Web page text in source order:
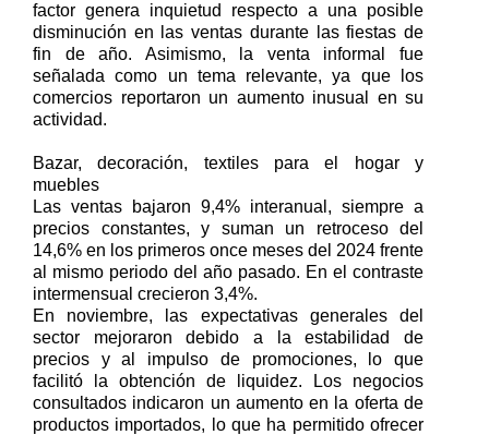
factor genera inquietud respecto a una posible
disminución en las ventas durante las fiestas de
fin de año. Asimismo, la venta informal fue
señalada como un tema relevante, ya que los
comercios reportaron un aumento inusual en su
actividad.
Bazar, decoración, textiles para el hogar y
muebles
Las ventas bajaron 9,4% interanual, siempre a
precios constantes, y suman un retroceso del
14,6% en los primeros once meses del 2024 frente
al mismo periodo del año pasado. En el contraste
intermensual crecieron 3,4%.
En noviembre, las expectativas generales del
sector mejoraron debido a la estabilidad de
precios y al impulso de promociones, lo que
facilitó la obtención de liquidez. Los negocios
consultados indicaron un aumento en la oferta de
productos importados, lo que ha permitido ofrecer